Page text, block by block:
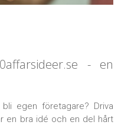
- en
egen företagare? Driva
en bra idé och en del hårt